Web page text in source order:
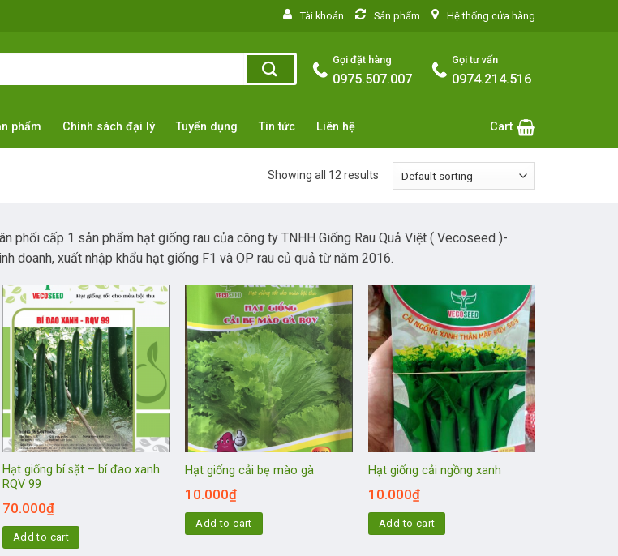
Tài khoản Sản phẩm Hệ thống cửa hàng
Gọi đặt hàng
0975.507.007
Gọi tư vấn
0974.214.516
phẩm Chính sách đại lý Tuyển dụng Tin tức Liên hệ Cart
Showing all 12 results
phối cấp 1 sản phẩm hạt giống rau của công ty TNHH Giống Rau Quả Việt ( Vecoseed )-
doanh, xuất nhập khẩu hạt giống F1 và OP rau củ quả từ năm 2016.
Hạt giống bí sặt – bí đao xanh
RQV 99
70.000₫
Add to cart
Hạt giống cải bẹ mào gà
10.000₫
Add to cart
Hạt giống cải ngồng xanh
10.000₫
Add to cart